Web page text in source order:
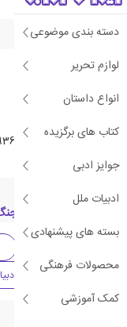
دسته بندی موضوعی
لوازم تحریر
انواع داستان
کتاب های برگزیده
جوایز ادبی
ادبیات ملل
بسته های پیشنهادی
محصولات فرهنگی
کمک آموزشی
درباره نزار الخزرجی
بوده است.
دسته بندی های کتاب
کتاب مصور